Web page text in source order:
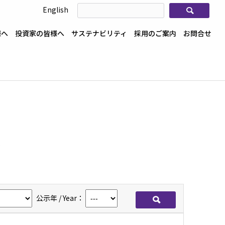
English
検索
投資家の皆様へ サステナビリティ 採用のご案内 お問合せ
公示年 / Year：